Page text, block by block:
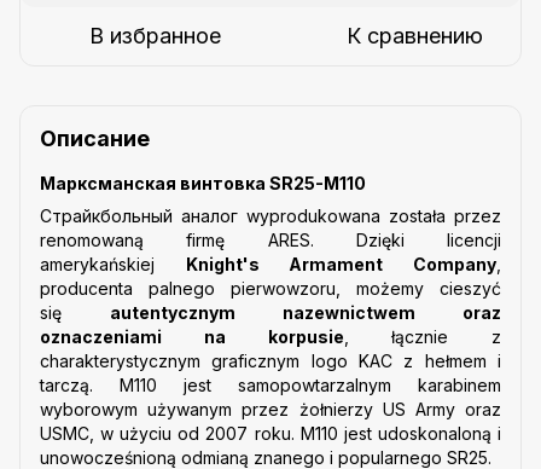
В избранное К сравнению
Описание
Марксманская винтовка SR25-M110
Страйкбольный аналог wyprodukowana została przez
renomowaną firmę ARES. Dzięki licencji
amerykańskiej Knight's Armament Company
producenta palnego pierwowzoru, możemy cieszyć
się autentycznym nazewnictwem oraz
oznaczeniami na korpusie , łącznie z
charakterystycznym graficznym logo KAC z hełmem i
tarczą. M110 jest samopowtarzalnym karabinem
wyborowym używanym przez żołnierzy US Army oraz
USMC, w użyciu od 2007 roku. M110 jest udoskonaloną i
unowocześnioną odmianą znanego i popularnego SR25.